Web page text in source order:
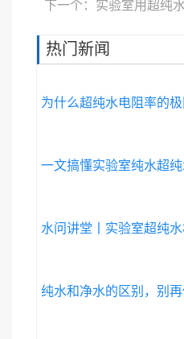
下一个：实验室用超纯水
热门新闻